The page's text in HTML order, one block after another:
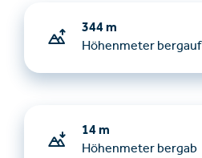
344 m
Höhenmeter bergauf
14 m
Höhenmeter bergab